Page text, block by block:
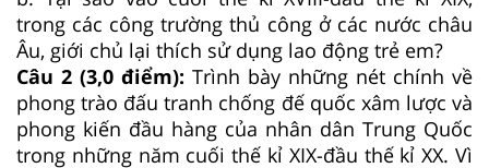
trong các công trường thủ công ở các nước châu
Âu, giới chủ lại thích sử dụng lao động trẻ em?
Câu 2 (3,0 điểm): Trình bày những nét chính về
phong trào đấu tranh chống đế quốc xâm lược và
phong kiến đầu hàng của nhân dân Trung Quốc
trong những năm cuối thế kỉ XIX-đầu thế kỉ XX. Vì